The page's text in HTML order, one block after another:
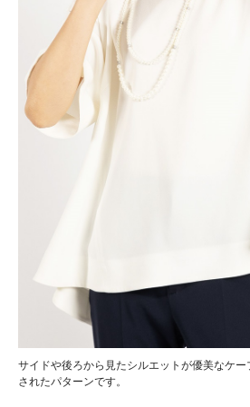
サイドや後ろから見たシルエットが優美なケ
されたパターンです。